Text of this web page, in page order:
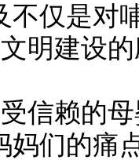
不仅是对
明建设
赖的母
妈们的痛